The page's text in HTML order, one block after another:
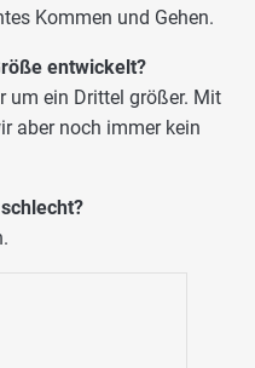
Kommen und Gehen.
entwickelt?
um ein Drittel größer. Mit
aber noch immer kein